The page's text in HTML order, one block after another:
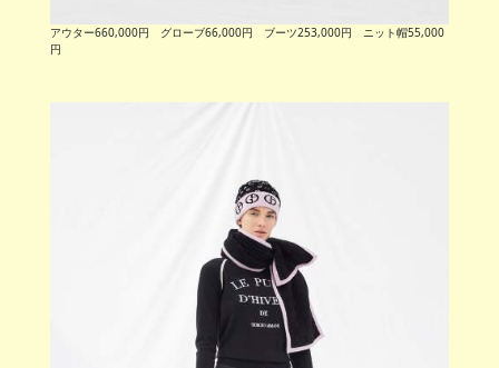
アウター660,000円 グローブ66,000円 ブーツ253,000円 ニット帽55,000
円